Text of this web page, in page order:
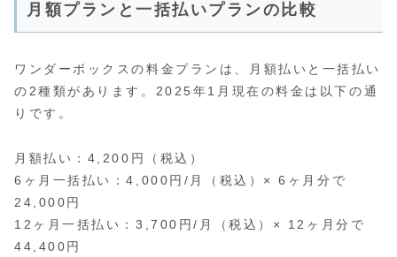
月額プランと一括払いプランの比較
ワンダーボックスの料金プランは、月額払いと一括払い
の2種類があります。2025年1月現在の料金は以下の通
りです。
月額払い：4,200円（税込）
6ヶ月一括払い：4,000円/月（税込）× 6ヶ月分で
24,000円
12ヶ月一括払い：3,700円/月（税込）× 12ヶ月分で
44,400円